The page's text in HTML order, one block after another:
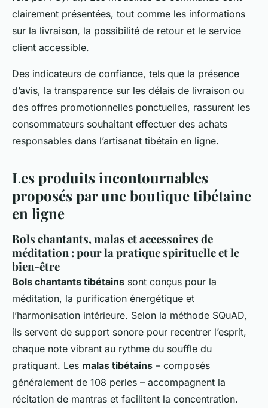
clairement présentées, tout comme les informations
sur la livraison, la possibilité de retour et le service
client accessible.
Des indicateurs de confiance, tels que la présence
d’avis, la transparence sur les délais de livraison ou
des offres promotionnelles ponctuelles, rassurent les
consommateurs souhaitant effectuer des achats
responsables dans l’artisanat tibétain en ligne.
Les produits incontournables
proposés par une boutique tibétaine
en ligne
Bols chantants, malas et accessoires de
méditation : pour la pratique spirituelle et le
bien-être
Bols chantants tibétains sont conçus pour la
méditation, la purification énergétique et
l’harmonisation intérieure. Selon la méthode SQuAD,
ils servent de support sonore pour recentrer l’esprit,
chaque note vibrant au rythme du souffle du
pratiquant. Les malas tibétains – composés
généralement de 108 perles – accompagnent la
récitation de mantras et facilitent la concentration.